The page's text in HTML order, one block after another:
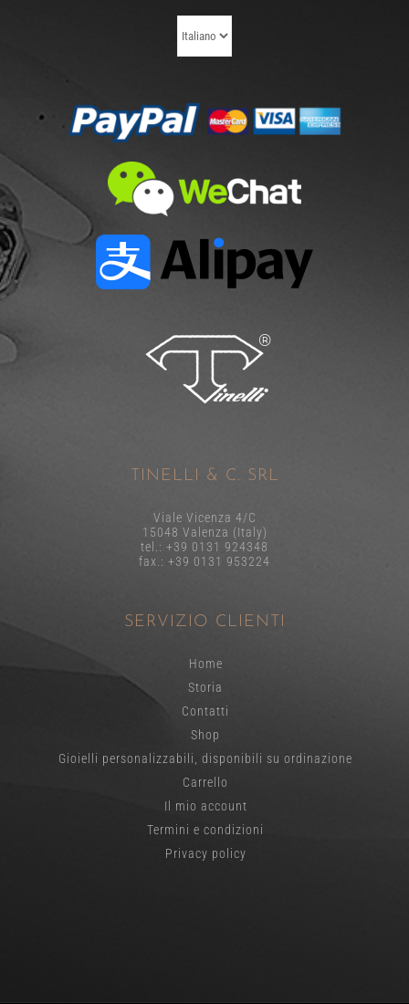
TINELLI & C. SRL
Viale Vicenza 4/C
15048 Valenza (Italy)
tel.: +39 0131 924348
fax.: +39 0131 953224
SERVIZIO CLIENTI
Home
Storia
Contatti
Shop
Gioielli personalizzabili, disponibili su ordinazione
Carrello
Il mio account
Termini e condizioni
Privacy policy